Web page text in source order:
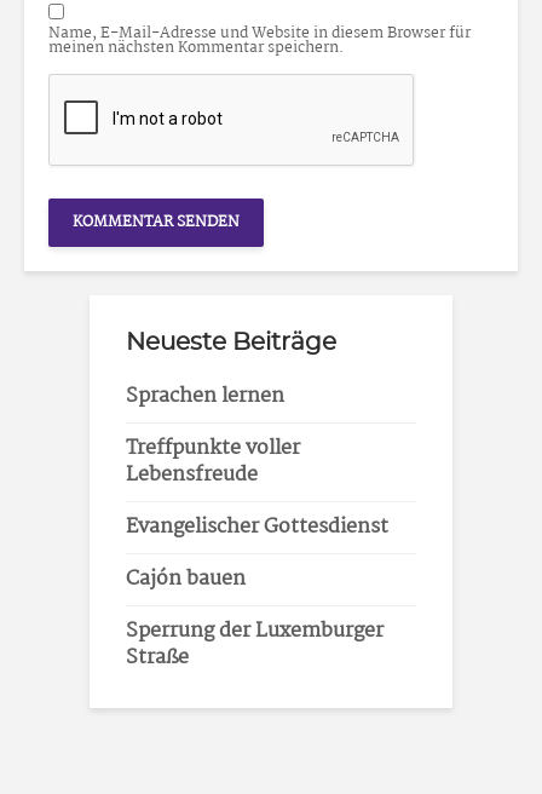
Name, E-Mail-Adresse und Website in diesem Browser für
meinen nächsten Kommentar speichern.
Neueste Beiträge
Sprachen lernen
Treffpunkte voller
Lebensfreude
Evangelischer Gottesdienst
Cajón bauen
Sperrung der Luxemburger
Straße